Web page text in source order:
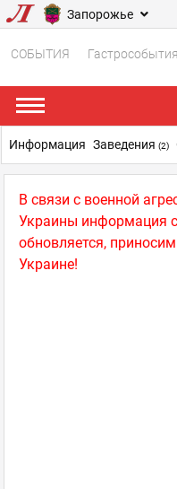
Запорожье
СОБЫТИЯ Гастрособытия
В связи с военной
Украины информация
обновляется,
Украине!
Информация Заведения (2)